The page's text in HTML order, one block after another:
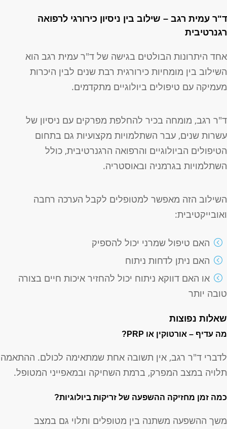
ד"ר עמית רגב – שילוב בין ניסיון כירורגי לרפואה
רגנרטיבית
אחד היתרונות הבולטים בגישה של ד"ר עמית רגב הוא
השילוב בין מומחיות כירורגית רבת שנים לבין היכרות
מעמיקה עם טיפולים ביולוגיים מתקדמים.
ד"ר רגב, מומחה בכיר להחלפת מפרקים עם ניסיון של
עשרות שנים, עבר השתלמויות מקצועיות גם בתחום
הטיפולים הביולוגיים והרפואה הרגנרטיבית, כולל
השתלמויות בגרמניה ובאוסטריה.
השילוב הזה מאפשר למטופלים לקבל הערכה רחבה
ואובייקטיבית:
האם טיפול שמרני יכול להספיק
האם ניתן לדחות ניתוח
או האם דווקא ניתוח יכול להחזיר איכות חיים בצורה
טובה יותר
שאלות נפוצות
מה עדיף – אורטוקין או PRP?
לדברי ד"ר רגב, אין תשובה אחת שמתאימה לכולם. ההתאמה
תלויה במצב המפרק, ברמת השחיקה ובמאפייני המטופל.
כמה זמן מחזיקה ההשפעה של זריקות ביולוגיות?
משך ההשפעה משתנה בין מטופלים ותלוי גם במצב